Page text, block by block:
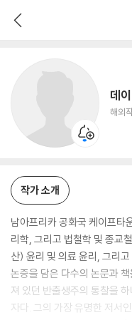
데
해외
인문/사회
작가 소개
남아프리카 공화국 케이프타
리학, 그리고 법철학 및 종교
산) 윤리 및 의료 윤리, 그리
논증을 담은 다수의 논문과
져 있던 반출생주의 통찰을
자다. 그의 가장 유명한 저서